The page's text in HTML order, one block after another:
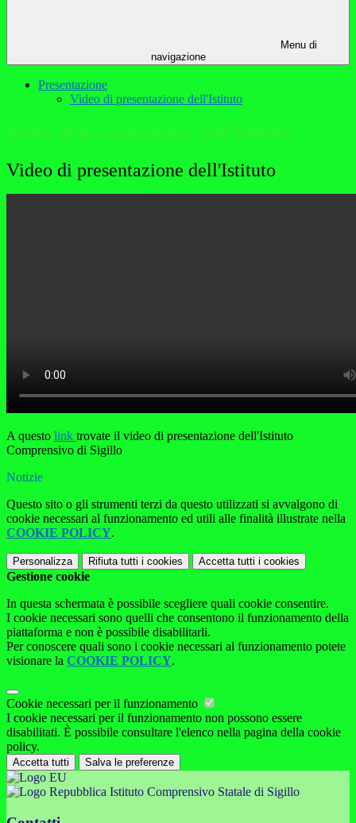
Menu di
navigazione
Presentazione
Video di presentazione dell'Istituto
Video di presentazione dell'Istituto
Video di presentazione dell'Istituto
A questo link trovate il video di presentazione dell'Istituto
Comprensivo di Sigillo
Notizie
Questo sito o gli strumenti terzi da questo utilizzati si avvalgono di
cookie necessari al funzionamento ed utili alle finalità illustrate nella
COOKIE POLICY.
Personalizza Rifiuta tutti i cookies Accetta tutti i cookies
Gestione cookie
In questa schermata è possibile scegliere quali cookie consentire.
I cookie necessari sono quelli che consentono il funzionamento della
piattaforma e non è possibile disabilitarli.
Per conoscere quali sono i cookie necessari al funzionamento potete
visionare la COOKIE POLICY.
Cookie necessari per il funzionamento
I cookie necessari per il funzionamento non possono essere
disabilitati. È possibile consultare l'elenco nella pagina della cookie
policy.
Accetta tutti Salva le preferenze
Istituto Comprensivo Statale di Sigillo